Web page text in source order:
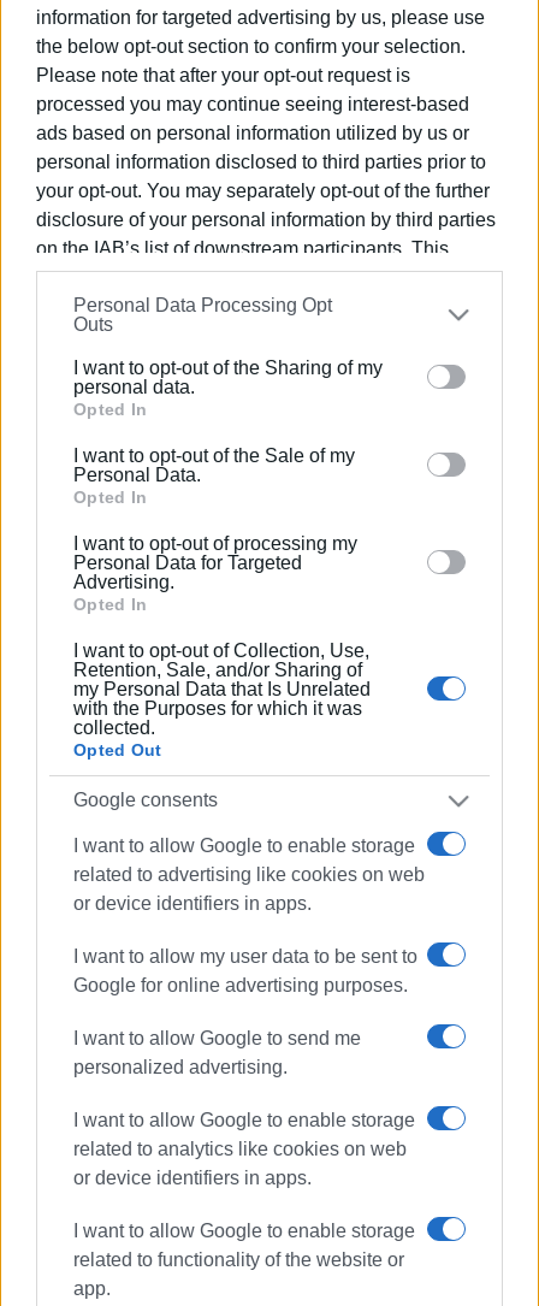
information for targeted advertising by us, please use
the below opt-out section to confirm your selection.
Please note that after your opt-out request is
processed you may continue seeing interest-based
ads based on personal information utilized by us or
personal information disclosed to third parties prior to
your opt-out. You may separately opt-out of the further
disclosure of your personal information by third parties
on the IAB’s list of downstream participants. This
information may also be disclosed by us to third parties
on theIAB’s List of Downstream Participants
that may
further disclose it to other third parties.
Please note that this website/app uses one or more
Google services and may gather and store information
behaviour. You may click to grant or deny consent to
Google and its third-party tags to use your data for
section.
Personal Data Processing Opt
Outs
I want to opt-out of the Sharing of my
personal data.
Opted In
I want to opt-out of the Sale of my
Personal Data.
Opted In
I want to opt-out of processing my
Personal Data for Targeted
Advertising.
Opted In
I want to opt-out of Collection, Use,
Retention, Sale, and/or Sharing of
my Personal Data that Is Unrelated
with the Purposes for which it was
collected.
Opted Out
Google consents
I want to allow Google to enable storage
related to advertising like cookies on web
or device identifiers in apps.
I want to allow my user data to be sent to
Google for online advertising purposes.
I want to allow Google to send me
personalized advertising.
I want to allow Google to enable storage
related to analytics like cookies on web
or device identifiers in apps.
I want to allow Google to enable storage
related to functionality of the website or
app.
Συνδρομητές στο e-paper
ΠΑΡΟΥΣΙΑΣΗ ΒΙΒΛΙΟΥ
ΙΩΑΝΝΗΣ ΙΩΑΝΝΙΔΗΣ